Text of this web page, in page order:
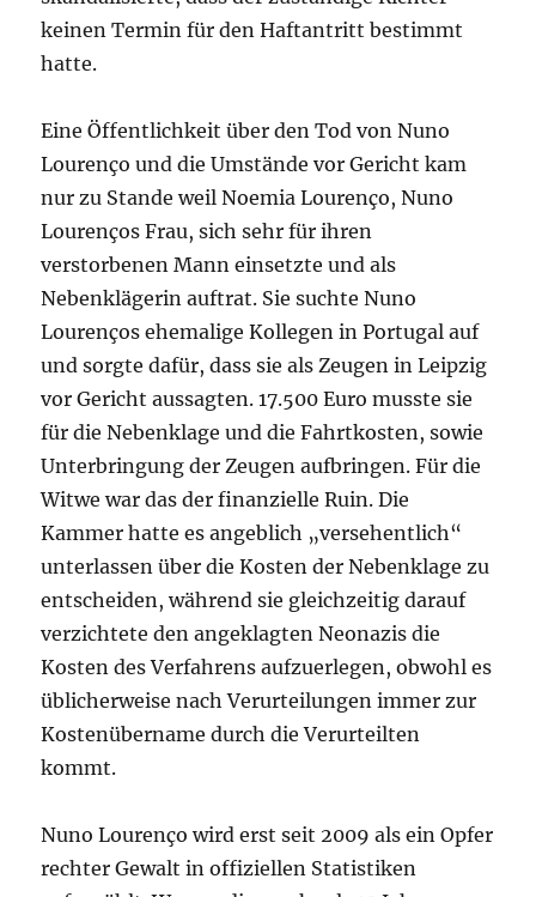
keinen Termin für den Haftantritt bestimmt
hatte.
Eine Öffentlichkeit über den Tod von Nuno
Lourenço und die Umstände vor Gericht kam
nur zu Stande weil Noemia Lourenço, Nuno
Lourenços Frau, sich sehr für ihren
verstorbenen Mann einsetzte und als
Nebenklägerin auftrat. Sie suchte Nuno
Lourenços ehemalige Kollegen in Portugal auf
und sorgte dafür, dass sie als Zeugen in Leipzig
vor Gericht aussagten. 17.500 Euro musste sie
für die Nebenklage und die Fahrtkosten, sowie
Unterbringung der Zeugen aufbringen. Für die
Witwe war das der finanzielle Ruin. Die
Kammer hatte es angeblich „versehentlich“
unterlassen über die Kosten der Nebenklage zu
entscheiden, während sie gleichzeitig darauf
verzichtete den angeklagten Neonazis die
Kosten des Verfahrens aufzuerlegen, obwohl es
üblicherweise nach Verurteilungen immer zur
Kostenübername durch die Verurteilten
kommt.
Nuno Lourenço wird erst seit 2009 als ein Opfer
rechter Gewalt in offiziellen Statistiken